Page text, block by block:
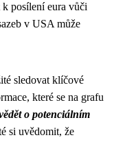
posílení eura vůči
v USA může
sledovat klíčové
které se na grafu
o potenciálním
si uvědomit, že